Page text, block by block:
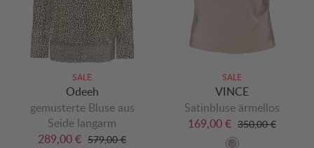
SALE
Odeeh
gemusterte Bluse aus
Seide langarm
289,00 € 579,00 €
SALE
VINCE
Satinbluse ärmellos
169,00 € 350,00 €